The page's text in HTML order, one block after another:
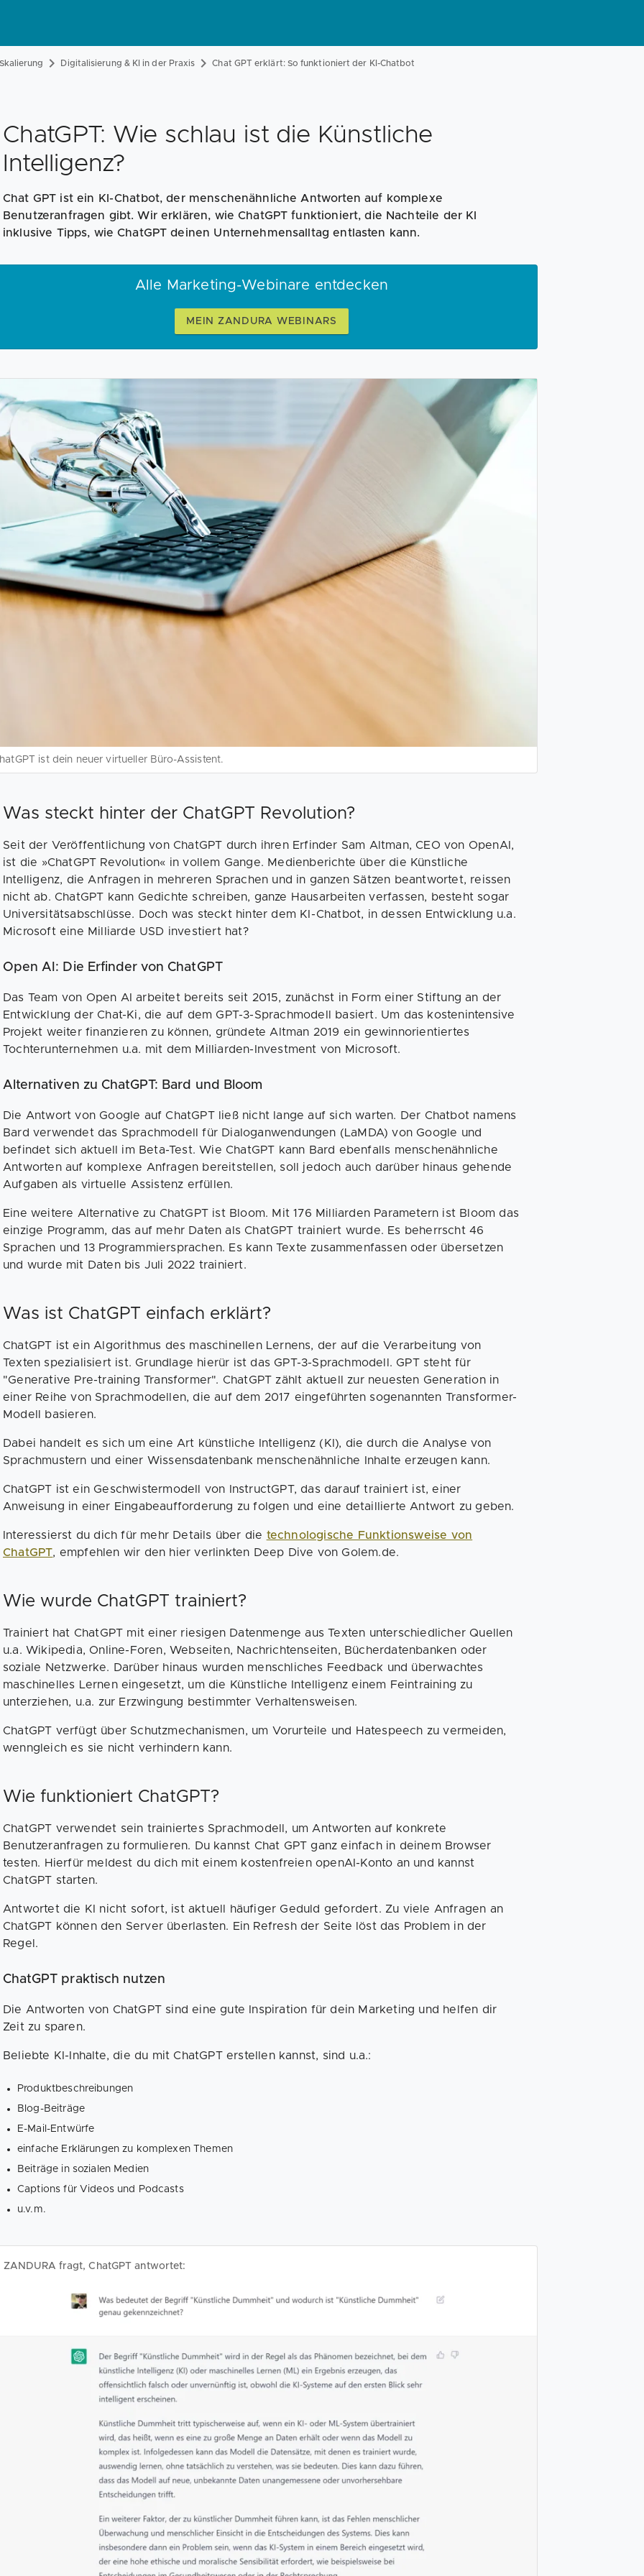
Digitalisierung & KI in der Praxis Chat GPT erklärt: So funktioniert der KI-Chatbot
ChatGPT: Wie schlau ist die Künstliche
Intelligenz?
Chat GPT ist ein KI-Chatbot, der menschenähnliche Antworten auf komplexe
Benutzeranfragen gibt. Wir erklären, wie ChatGPT funktioniert, die Nachteile der KI
inklusive Tipps, wie ChatGPT deinen Unternehmensalltag entlasten kann.
Alle Marketing-Webinare entdecken
MEIN ZANDURA WEBINARS
ist dein neuer virtueller Büro-Assistent.
Was steckt hinter der ChatGPT Revolution?
Seit der Veröffentlichung von ChatGPT durch ihren Erfinder Sam Altman, CEO von OpenAI,
ist die »ChatGPT Revolution« in vollem Gange. Medienberichte über die Künstliche
Intelligenz, die Anfragen in mehreren Sprachen und in ganzen Sätzen beantwortet, reissen
nicht ab. ChatGPT kann Gedichte schreiben, ganze Hausarbeiten verfassen, besteht sogar
Universitätsabschlüsse. Doch was steckt hinter dem KI-Chatbot, in dessen Entwicklung u.a.
Microsoft eine Milliarde USD investiert hat?
Open AI: Die Erfinder von ChatGPT
Das Team von Open AI arbeitet bereits seit 2015, zunächst in Form einer Stiftung an der
Entwicklung der Chat-Ki, die auf dem GPT-3-Sprachmodell basiert. Um das kostenintensive
Projekt weiter finanzieren zu können, gründete Altman 2019 ein gewinnorientiertes
Tochterunternehmen u.a. mit dem Milliarden-Investment von Microsoft.
Alternativen zu ChatGPT: Bard und Bloom
Die Antwort von Google auf ChatGPT ließ nicht lange auf sich warten. Der Chatbot namens
Bard verwendet das Sprachmodell für Dialoganwendungen (LaMDA) von Google und
befindet sich aktuell im Beta-Test. Wie ChatGPT kann Bard ebenfalls menschenähnliche
Antworten auf komplexe Anfragen bereitstellen, soll jedoch auch darüber hinaus gehende
Aufgaben als virtuelle Assistenz erfüllen.
Eine weitere Alternative zu ChatGPT ist Bloom. Mit 176 Milliarden Parametern ist Bloom das
einzige Programm, das auf mehr Daten als ChatGPT trainiert wurde. Es beherrscht 46
Sprachen und 13 Programmiersprachen. Es kann Texte zusammenfassen oder übersetzen
und wurde mit Daten bis Juli 2022 trainiert.
Was ist ChatGPT einfach erklärt?
ChatGPT ist ein Algorithmus des maschinellen Lernens, der auf die Verarbeitung von
Texten spezialisiert ist. Grundlage hierür ist das GPT-3-Sprachmodell. GPT steht für
"Generative Pre-training Transformer". ChatGPT zählt aktuell zur neuesten Generation in
einer Reihe von Sprachmodellen, die auf dem 2017 eingeführten sogenannten Transformer-
Modell basieren.
Dabei handelt es sich um eine Art künstliche Intelligenz (KI), die durch die Analyse von
Sprachmustern und einer Wissensdatenbank menschenähnliche Inhalte erzeugen kann.
ChatGPT ist ein Geschwistermodell von InstructGPT, das darauf trainiert ist, einer
Anweisung in einer Eingabeaufforderung zu folgen und eine detaillierte Antwort zu geben.
Interessierst du dich für mehr Details über die technologische Funktionsweise von
ChatGPT, empfehlen wir den hier verlinkten Deep Dive von Golem.de.
Wie wurde ChatGPT trainiert?
Trainiert hat ChatGPT mit einer riesigen Datenmenge aus Texten unterschiedlicher Quellen
u.a. Wikipedia, Online-Foren, Webseiten, Nachrichtenseiten, Bücherdatenbanken oder
soziale Netzwerke. Darüber hinaus wurden menschliches Feedback und überwachtes
maschinelles Lernen eingesetzt, um die Künstliche Intelligenz einem Feintraining zu
unterziehen, u.a. zur Erzwingung bestimmter Verhaltensweisen.
ChatGPT verfügt über Schutzmechanismen, um Vorurteile und Hatespeech zu vermeiden,
wenngleich es sie nicht verhindern kann.
Wie funktioniert ChatGPT?
ChatGPT verwendet sein trainiertes Sprachmodell, um Antworten auf konkrete
Benutzeranfragen zu formulieren. Du kannst Chat GPT ganz einfach in deinem Browser
testen. Hierfür meldest du dich mit einem kostenfreien openAI-Konto an und kannst
ChatGPT starten.
Antwortet die KI nicht sofort, ist aktuell häufiger Geduld gefordert. Zu viele Anfragen an
ChatGPT können den Server überlasten. Ein Refresh der Seite löst das Problem in der
Regel.
ChatGPT praktisch nutzen
Die Antworten von ChatGPT sind eine gute Inspiration für dein Marketing und helfen dir
Zeit zu sparen.
Beliebte KI-Inhalte, die du mit ChatGPT erstellen kannst, sind u.a.:
Produktbeschreibungen
Blog-Beiträge
E-Mail-Entwürfe
einfache Erklärungen zu komplexen Themen
Beiträge in sozialen Medien
Captions für Videos und Podcasts
u.v.m.
ZANDURA fragt, ChatGPT antwortet: